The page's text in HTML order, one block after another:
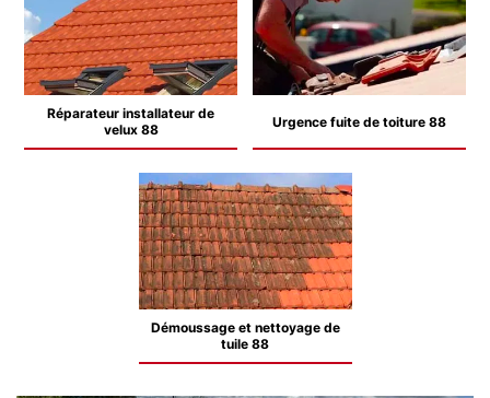
Réparateur installateur de
velux 88
Urgence fuite de toiture 88
Démoussage et nettoyage de
tuile 88